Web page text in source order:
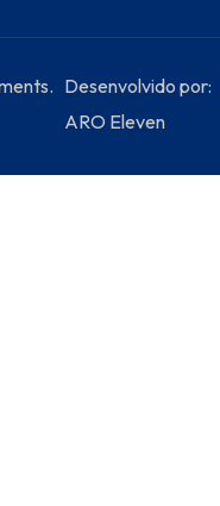
Desenvolvido por:
ARO Eleven